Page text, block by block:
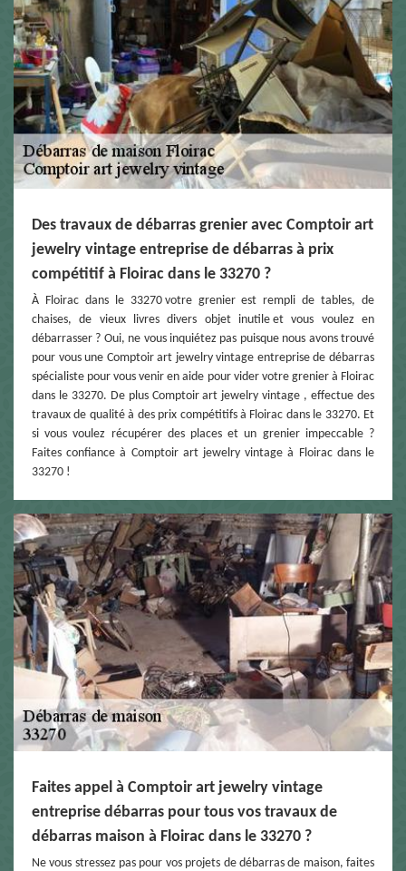
Des travaux de débarras grenier avec Comptoir art
jewelry vintage entreprise de débarras à prix
compétitif à Floirac dans le 33270 ?
À Floirac dans le 33270 votre grenier est rempli de tables, de
chaises, de vieux livres divers objet inutile et vous voulez en
débarrasser ? Oui, ne vous inquiétez pas puisque nous avons trouvé
pour vous une Comptoir art jewelry vintage entreprise de débarras
spécialiste pour vous venir en aide pour vider votre grenier à Floirac
dans le 33270. De plus Comptoir art jewelry vintage , effectue des
travaux de qualité à des prix compétitifs à Floirac dans le 33270. Et
si vous voulez récupérer des places et un grenier impeccable ?
Faites confiance à Comptoir art jewelry vintage à Floirac dans le
33270 !
Faites appel à Comptoir art jewelry vintage
entreprise débarras pour tous vos travaux de
débarras maison à Floirac dans le 33270 ?
Ne vous stressez pas pour vos projets de débarras de maison, faites